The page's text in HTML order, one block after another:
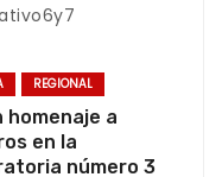
REGIONAL
homenaje a
en la
número 3